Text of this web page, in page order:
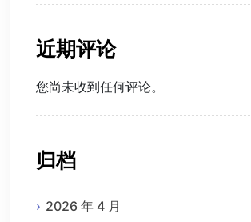
近期评论
您尚未收到任何评论。
归档
2026 年 4 月